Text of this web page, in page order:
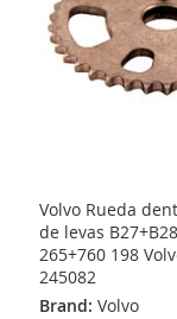
Volvo Rueda
de levas
265+760 198
245082
Brand: Volvo